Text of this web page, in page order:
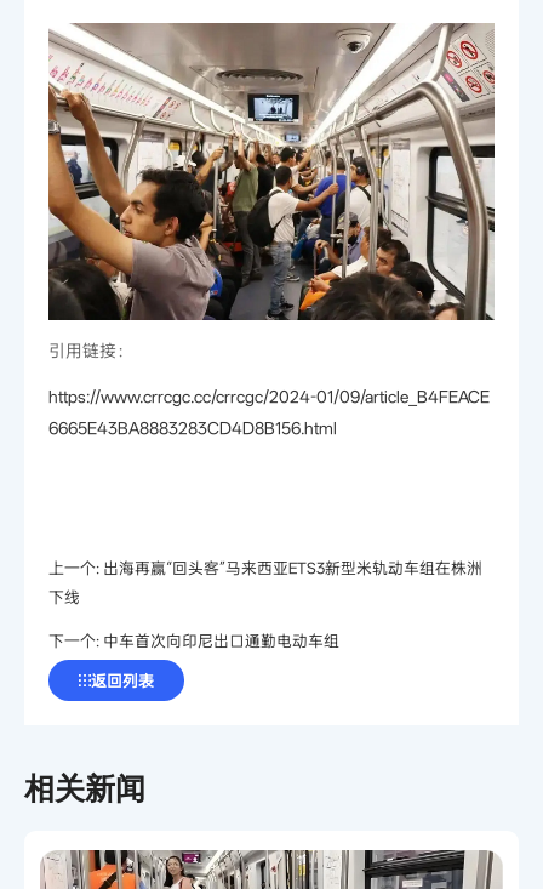
引用链接：
https://www.crrcgc.cc/crrcgc/2024-01/09/article_B4FEACE
6665E43BA8883283CD4D8B156.html
上一个: 出海再赢“回头客”马来西亚ETS3新型米轨动车组在株洲
下线
下一个: 中车首次向印尼出口通勤电动车组
返回列表
相关新闻